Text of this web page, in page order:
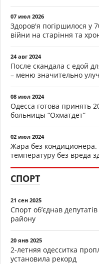
07 июл 2026
Здоров'я погіршилося у
війни на старіння та
24 авг 2024
После скандала с едой
– меню значительно
08 июл 2024
Одесса готова принять
больницы “Охматдет”
02 июл 2024
Жара без
температуру без вреда
СПОРТ
21 сен 2025
Спорт об’єднав
району
20 янв 2025
2-летняя одесситка
установила рекорд